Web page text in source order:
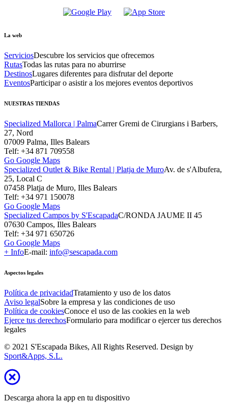
La web
ServiciosDescubre los servicios que ofrecemos
RutasTodas las rutas para no aburrirse
DestinosLugares diferentes para disfrutar del deporte
EventosParticipar o asistir a los mejores eventos deportivos
NUESTRAS TIENDAS
Specialized Mallorca | PalmaCarrer Gremi de Cirurgians i Barbers,
27, Nord
07009 Palma, Illes Balears
Telf: +34 871 709558
Go Google Maps
Specialized Outlet & Bike Rental | Platja de MuroAv. de s'Albufera,
25, Local C
07458 Platja de Muro, Illes Balears
Telf: +34 971 150078
Go Google Maps
Specialized Campos by S'EscapadaC/RONDA JAUME II 45
07630 Campos, Illes Balears
Telf: +34 971 650726
Go Google Maps
+ InfoE-mail: info@sescapada.com
Aspectos legales
Política de privacidadTratamiento y uso de los datos
Aviso legalSobre la empresa y las condiciones de uso
Política de cookiesConoce el uso de las cookies en la web
Ejerce tus derechosFormulario para modificar o ejercer tus derechos
legales
© 2021 S'Escapada Bikes, All Rights Reserved. Design by
Sport&Apps, S.L.
Descarga ahora la app en tu dispositivo